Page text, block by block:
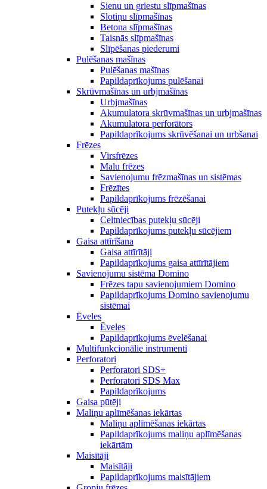
Sienu un griestu slīpmašīnas
Slotiņu slīpmašīnas
Betona slīpmašīnas
Taisnās slīpmašīnas
Slīpēšanas piederumi
Pulēšanas mašīnas
Pulēšanas mašīnas
Papildaprīkojums pulēšanai
Skrūvmašīnas un urbjmašīnas
Urbjmašīnas
Akumulatora skrūvmašīnas un urbjmašīnas
Akumulatora perforātors
Papildaprīkojums skrūvēšanai un urbšanai
Frēzes
Virsfrēzes
Malu frēzes
Savienojumu frēzmašīnas un sistēmas
Frēzītes
Papildaprīkojums frēzēšanai
Putekļu sūcēji
Celtniecības putekļu sūcēji
Papildaprīkojums putekļu sūcējiem
Gaisa attīrīšana
Gaisa attīrītāji
Papildaprīkojums gaisa attīrītājiem
Savienojumu sistēma Domino
Frēzes tapu savienojumiem Domino
Papildaprīkojums Domino savienojumu
sistēmai
Ēveles
Ēveles
Papildaprīkojums ēvelēšanai
Multifunkcionālie instrumenti
Perforatori
Perforatori SDS+
Perforatori SDS Max
Papildaprīkojums
Gaisa pūtēji
Maliņu aplīmēšanas iekārtas
Maliņu aplīmēšanas iekārtas
Papildaprīkojums maliņu aplīmēšanas
iekārtām
Maisītāji
Maisītāji
Papildaprīkojums maisītājiem